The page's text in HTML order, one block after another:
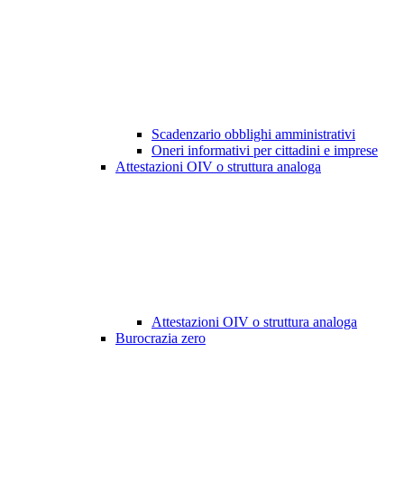
Scadenzario obblighi amministrativi
Oneri informativi per cittadini e imprese
Attestazioni OIV o struttura analoga
Attestazioni OIV o struttura analoga
Burocrazia zero